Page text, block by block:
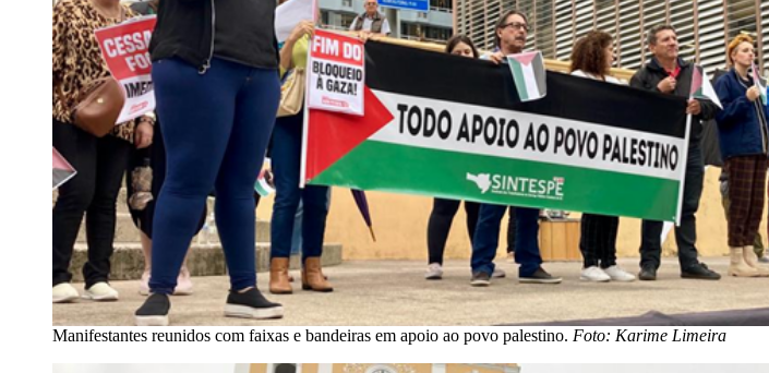
Manifestantes reunidos com faixas e bandeiras em apoio ao povo palestino. Foto: Karime Limeira